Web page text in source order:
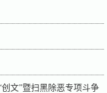
文”暨扫黑除恶专项斗争